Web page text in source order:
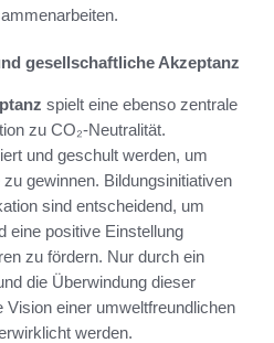
gesellschaftliche Akzeptanz
spielt eine ebenso zentrale
zu CO₂-Neutralität.
und geschult werden, um
gewinnen. Bildungsinitiativen
sind entscheidend, um
eine positive Einstellung
zu fördern. Nur durch ein
die Überwindung dieser
Vision einer umweltfreundlichen
werden.